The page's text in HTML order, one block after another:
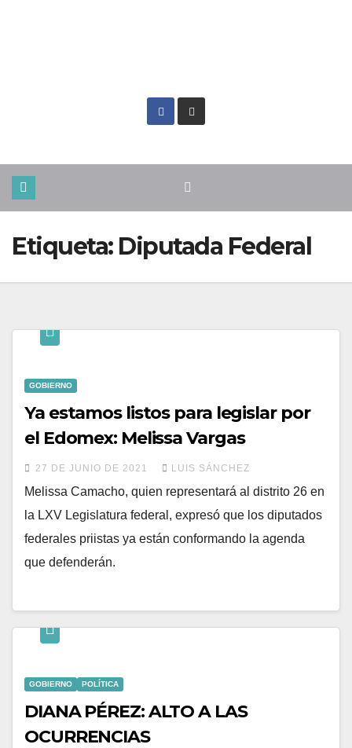
Etiqueta: Diputada Federal
GOBIERNO
Ya estamos listos para legislar por
el Edomex: Melissa Vargas
27 DE JUNIO DE 2021 LUIS SÁNCHEZ
Melissa Camacho, quien representará al distrito 26 en
la LXV Legislatura federal, expresó que los diputados
federales priistas ya están conformando la agenda
que defenderán.
GOBIERNO POLÍTICA
DIANA PÉREZ: ALTO A LAS
OCURRENCIAS